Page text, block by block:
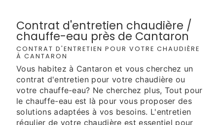
Contrat d'entretien chaudière /
chauffe-eau près de Cantaron
CONTRAT D'ENTRETIEN POUR VOTRE CHAUDIÈRE
À CANTARON
Vous habitez à Cantaron et vous cherchez un
contrat d'entretien pour votre chaudière ou
votre chauffe-eau? Ne cherchez plus, Tout pour
le chauffe-eau est là pour vous proposer des
solutions adaptées à vos besoins. L'entretien
régulier de votre chaudière est essentiel pour